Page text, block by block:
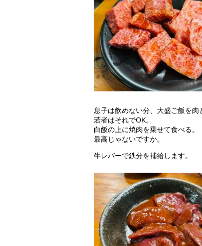
息子は飲めない分、大盛ご飯を肉
若者はそれでOK。
白飯の上に焼肉を乗せて食べる。
最高じゃないですか。
牛レバーで鉄分を補給します。